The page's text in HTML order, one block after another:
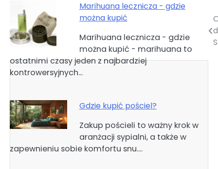
Marihuana lecznicza - gdzie
można kupić
Marihuana lecznicza - gdzie
można kupić - marihuana to
ostatnimi czasy jeden z najbardziej
kontrowersyjnych…
Gdzie kupić pościel?
Zakup pościeli to ważny krok w
aranżacji sypialni, a także w
zapewnieniu sobie komfortu snu.…
Nawigacja
wpisu